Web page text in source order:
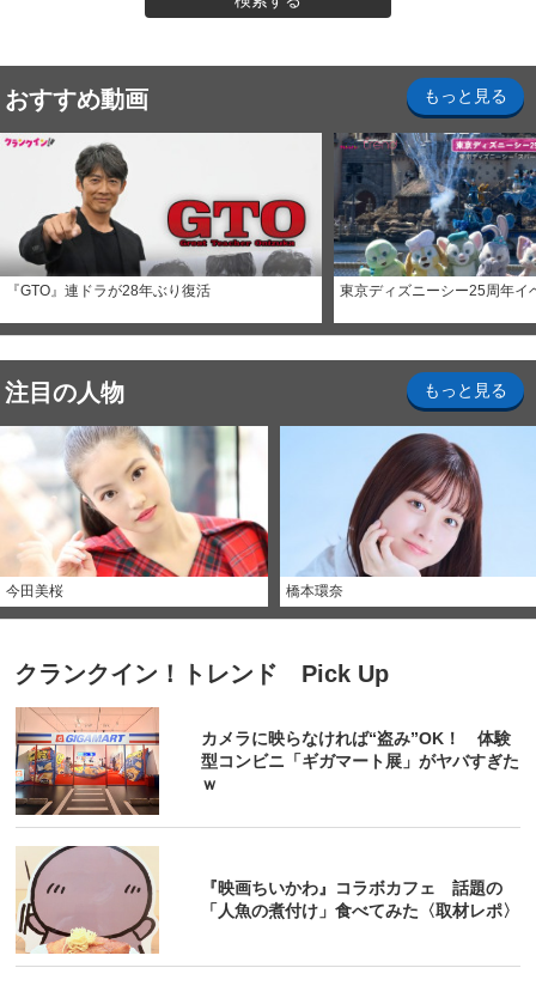
おすすめ動画 もっと見る
『GTO』連ドラが28年ぶり復活 東京ディズニーシー25周年イ
注目の人物 もっと見る
今田美桜 橋本環奈
クランクイン！トレンド Pick Up
カメラに映らなければ“盗み”OK！ 体験
型コンビニ「ギガマート展」がヤバすぎた
ｗ
『映画ちいかわ』コラボカフェ 話題の
「人魚の煮付け」食べてみた〈取材レポ〉